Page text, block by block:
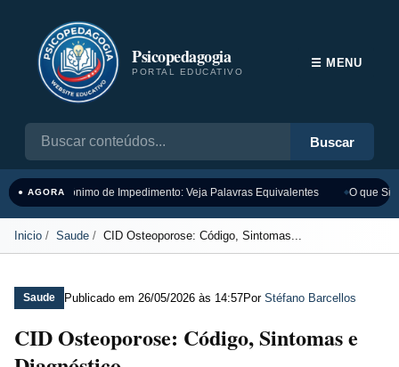
Psicopedagogia
PORTAL EDUCATIVO
Buscar
☰ MENU
● AGORASinônimo de Impedimento: Veja Palavras Equivalentes O que
Inicio Saude CID Osteoporose: Código, Sintomas...
Saude Publicado em 26/05/2026 às 14:57Por Stéfano Barcellos
CID Osteoporose: Código, Sintomas e